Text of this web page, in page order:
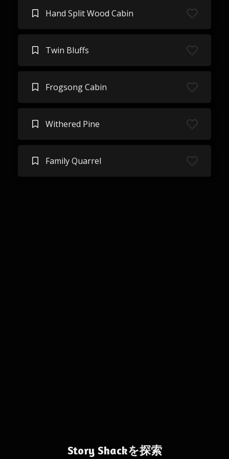
Hand Split Wood Cabin
Twin Bluffs
Frogsong Cabin
Withered Pine
Family Quarrel
Story Shackを探索